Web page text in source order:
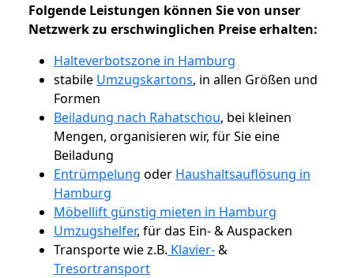
Folgende Leistungen können Sie von unser
Netzwerk zu erschwinglichen Preise erhalten:
Halteverbotszone in Hamburg
stabile Umzugskartons, in allen Größen und
Formen
Beiladung nach Rahatschou, bei kleinen
Mengen, organisieren wir, für Sie eine
Beiladung
Entrümpelung oder Haushaltsauflösung in
Hamburg
Möbellift günstig mieten in Hamburg
Umzugshelfer, für das Ein- & Auspacken
Transporte wie z.B. Klavier-&
Tresortransport